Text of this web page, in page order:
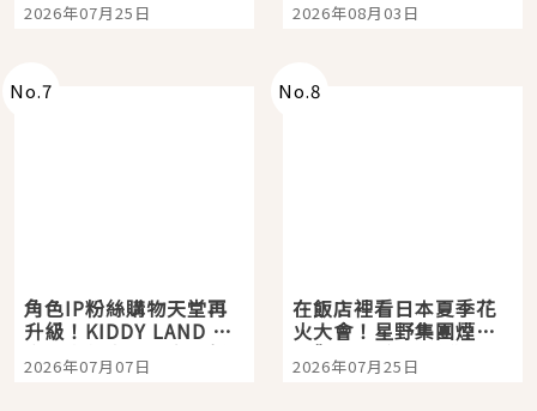
2026年07月25日 「打首」會長與nagano
2026年08月03日
No.7
角色IP粉絲購物天堂再
升級！KIDDY LAND 原
宿店吉伊卡哇迎客，新
開幕 OMOKADO 店3分
2026年07月07日
No.8
在飯店裡看日本夏季花
火大會！星野集團煙火
景觀飯店6選，讓你不用
人擠人悠閒欣賞
2026年07月25日